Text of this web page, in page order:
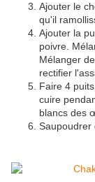
Ajouter le
qu'il
Ajouter la
poivre.
Mélanger
rectifier
Faire 4
cuire
blancs des
Saupoudrer